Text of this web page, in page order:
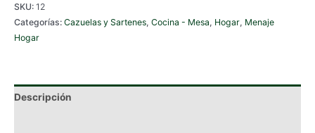
SKU: 12
Categorías: Cazuelas y Sartenes, Cocina - Mesa, Hogar, Menaje
Hogar
Descripción